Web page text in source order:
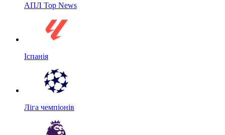
АПЛ Top News
Іспанія
Ліга чемпіонів